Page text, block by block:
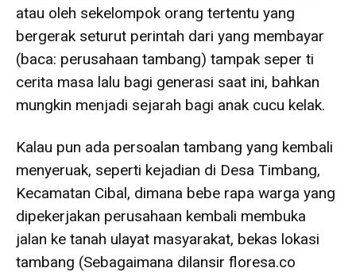
atau oleh sekelompok orang tertentu yang
bergerak seturut perintah dari yang membayar
(baca: perusahaan tambang) tampak seper ti
cerita masa lalu bagi generasi saat ini, bahkan
mungkin menjadi sejarah bagi anak cucu kelak.
Kalau pun ada persoalan tambang yang kembali
menyeruak, seperti kejadian di Desa Timbang,
Kecamatan Cibal, dimana bebe rapa warga yang
dipekerjakan perusahaan kembali membuka
jalan ke tanah ulayat masyarakat, bekas lokasi
tambang (Sebagaimana dilansir floresa.co